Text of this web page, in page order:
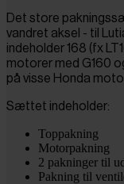
Det store
vandret aksel - til
indeholder 168 (fx
motorer med G160
på visse Honda
Sættet indeholder:
Toppakning
Motorpakning
2 pakninger til
Pakning til